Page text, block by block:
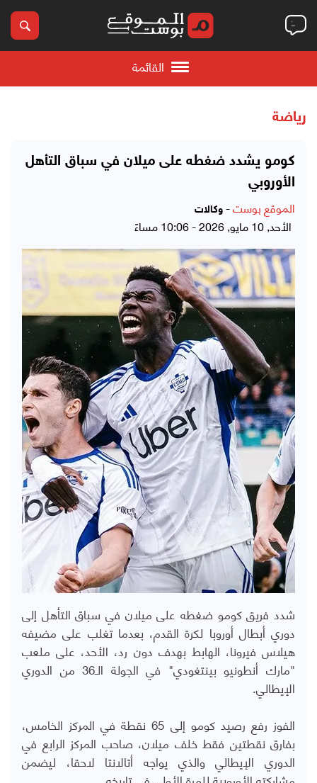
القائمة
رياضة
كومو يشدد ضغطه على ميلان في سباق التأهل
الأوروبي
الموقع بوست- وكالات
الأحد, 10 مايو, 2026 - 10:06 مساءً
شدد فريق كومو ضغطه على ميلان في سباق التأهل إلى
دوري أبطال أوروبا لكرة القدم، بعدما تغلب على مضيفه
هيلاس فيرونا، الهابط بهدف دون رد، الأحد، على ملعب
"مارك أنطونيو بينتغودي" في الجولة الـ36 من الدوري
الإيطالي.
الفوز رفع رصيد كومو إلى 65 نقطة في المركز الخامس،
بفارق نقطتين فقط خلف ميلان، صاحب المركز الرابع في
الدوري الإيطالي والذي يواجه أتالانتا لاحقا، ليضمن